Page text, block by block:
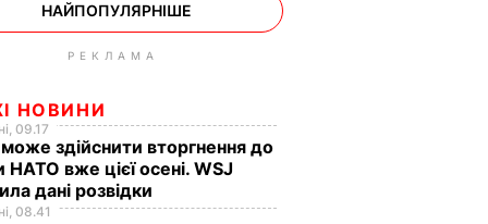
НАЙПОПУЛЯРНІШЕ
РЕКЛАМА
НОВИНИ
09.17
може здійснити вторгнення до
НАТО вже цієї осені. WSJ
дані розвідки
08.41